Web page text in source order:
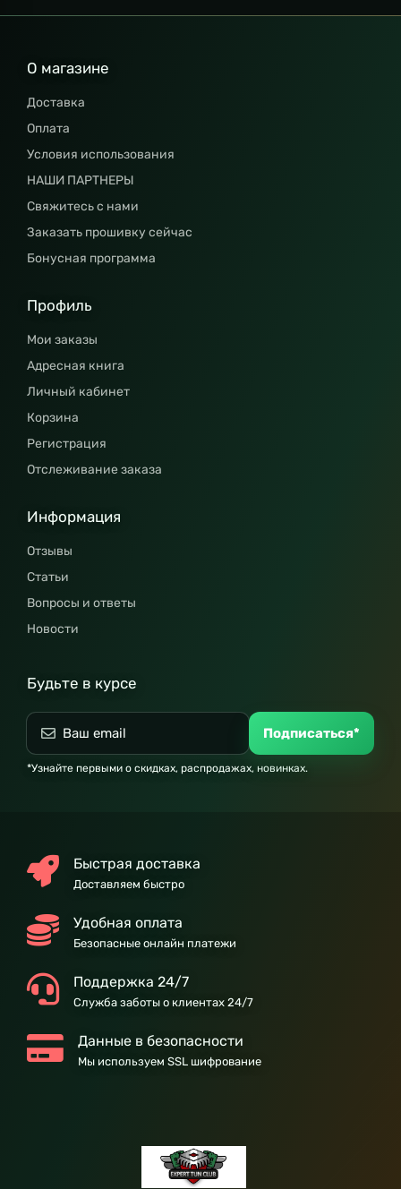
О магазине
Доставка
Оплата
Условия использования
НАШИ ПАРТНЕРЫ
Свяжитесь с нами
Заказать прошивку сейчас
Бонусная программа
Профиль
Мои заказы
Адресная книга
Личный кабинет
Корзина
Регистрация
Отслеживание заказа
Информация
Отзывы
Статьи
Вопросы и ответы
Новости
Будьте в курсе
Подписаться*
*Узнайте первыми о скидках, распродажах, новинках.
Быстрая доставка
Доставляем быстро
Удобная оплата
Безопасные онлайн платежи
Поддержка 24/7
Служба заботы о клиентах 24/7
Данные в безопасности
Мы используем SSL шифрование